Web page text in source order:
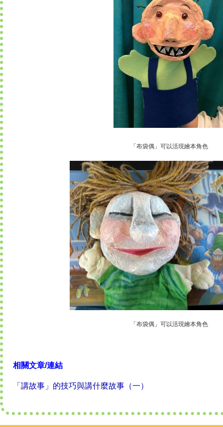
「布袋偶」可以活現繪本角色
「布袋偶」可以活現繪本角色
相關文章/連結
「講故事」的技巧與講什麼故事（一）